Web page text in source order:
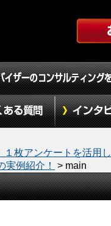
１枚アンケートを活用し
例紹介！
> main